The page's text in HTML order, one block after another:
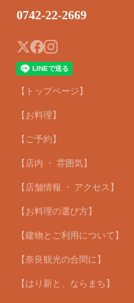
0742-22-2669
【トップページ】
【お料理】
【ご予約】
【店内 ・ 雰囲気】
【店舗情報 ・ アクセス】
【お料理の選び方】
【建物とご利用について】
【奈良観光の合間に】
【はり新と、ならまち】